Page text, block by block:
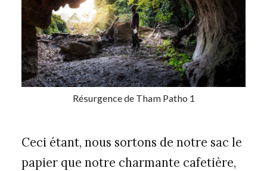
Résurgence de Tham Patho 1
Ceci étant, nous sortons de notre sac le
papier que notre charmante cafetière,